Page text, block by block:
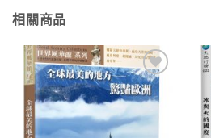
相關商品
加入
「願